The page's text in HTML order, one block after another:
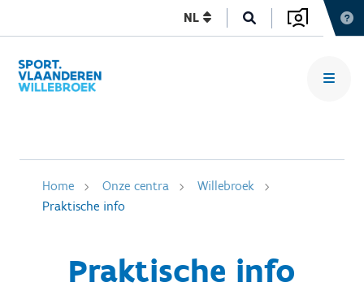
NL
Home Onze centra
Willebroek
Praktische info
Praktische info